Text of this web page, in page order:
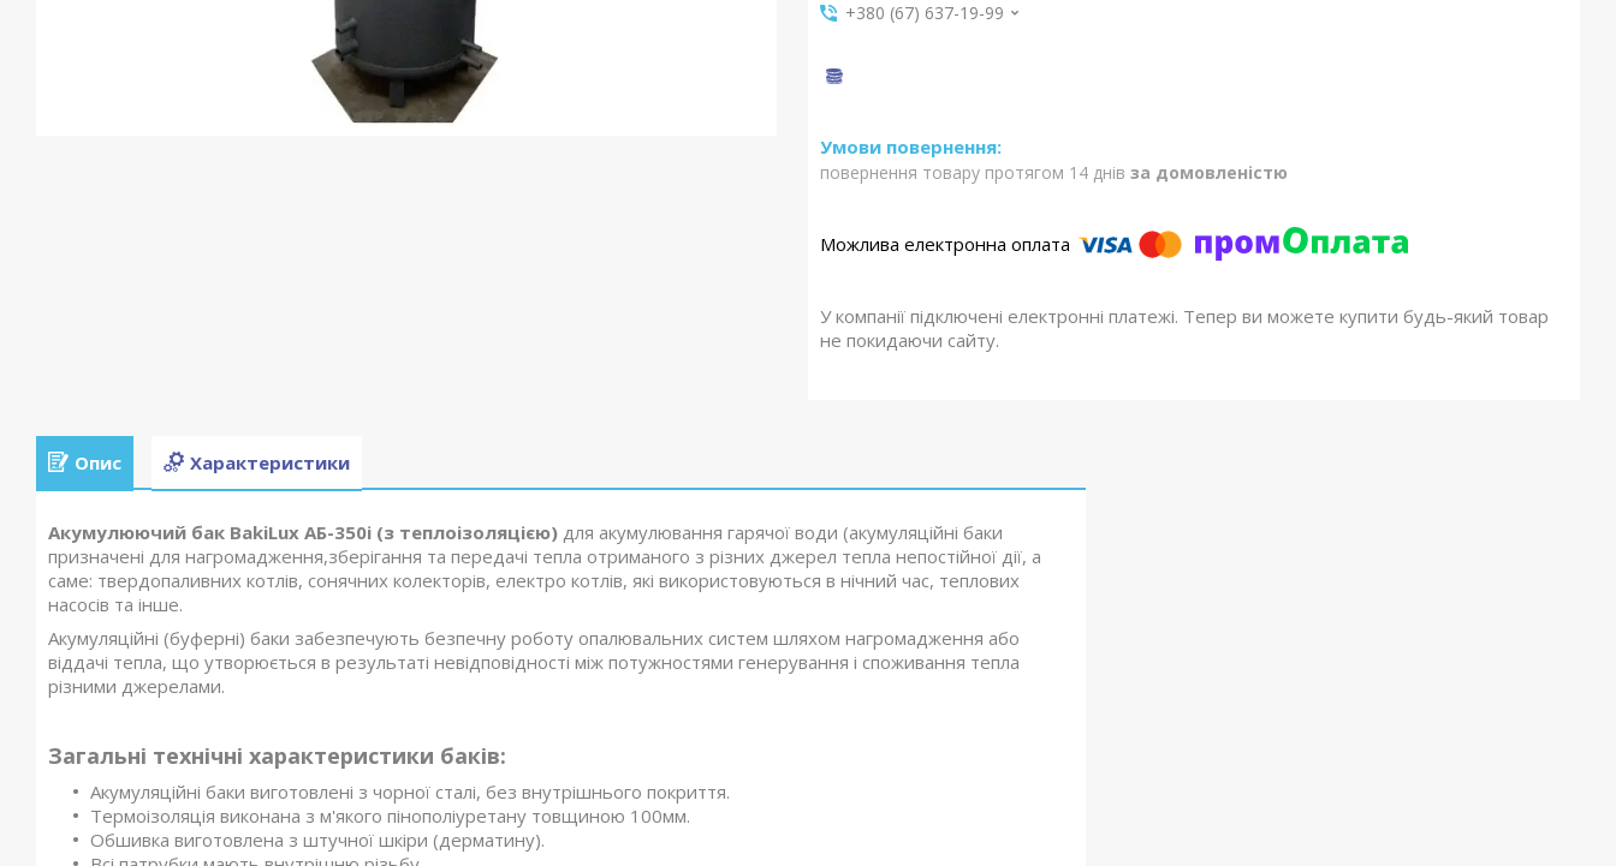
+380 (67) 637-19-99
повернення товару протягом 14 днів за домовленістю
У компанії підключені електронні платежі. Тепер ви можете купити будь-який товар
не покидаючи сайту.
Опис Характеристики
Акумулюючий бак BakiLux АБ-350і (з теплоізоляцією) для акумулювання гарячої води (акумуляційні баки
призначені для нагромадження,зберігання та передачі тепла отриманого з різних джерел тепла непостійної дії, а
саме: твердопаливних котлів, сонячних колекторів, електро котлів, які використовуються в нічний час, теплових
насосів та інше.
Акумуляційні (буферні) баки забезпечують безпечну роботу опалювальних систем шляхом нагромадження або
віддачі тепла, що утворюється в результаті невідповідності між потужностями генерування і споживання тепла
різними джерелами.
Загальні технічні характеристики баків:
Акумуляційні баки виготовлені з чорної сталі, без внутрішнього покриття.
Термоізоляція виконана з м'якого пінополіуретану товщиною 100мм.
Обшивка виготовлена з штучної шкіри (дерматину).